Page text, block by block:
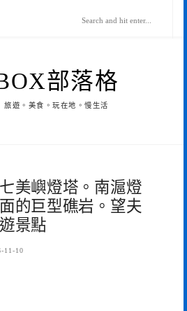
部落格
旅遊。美食。玩在地。慢生活
美嶼燈塔。南滬燈
的巨型礁岩。望夫
景點
11-10